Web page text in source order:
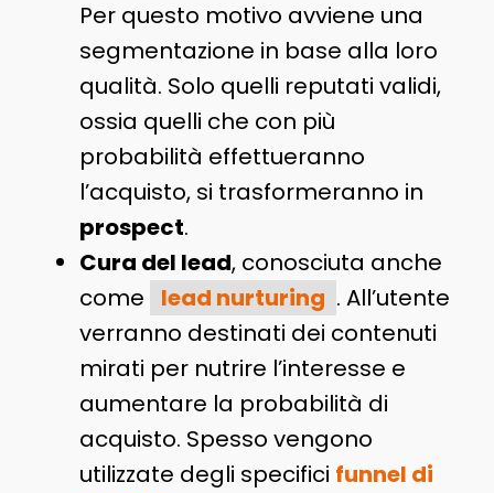
Per questo motivo avviene una
segmentazione in base alla loro
qualità. Solo quelli reputati validi,
ossia quelli che con più
probabilità effettueranno
l’acquisto, si trasformeranno in
prospect.
Cura del lead, conosciuta anche
come
lead nurturing . All’utente
verranno destinati dei contenuti
mirati per nutrire l’interesse e
aumentare la probabilità di
acquisto. Spesso vengono
utilizzate degli specifici funnel di